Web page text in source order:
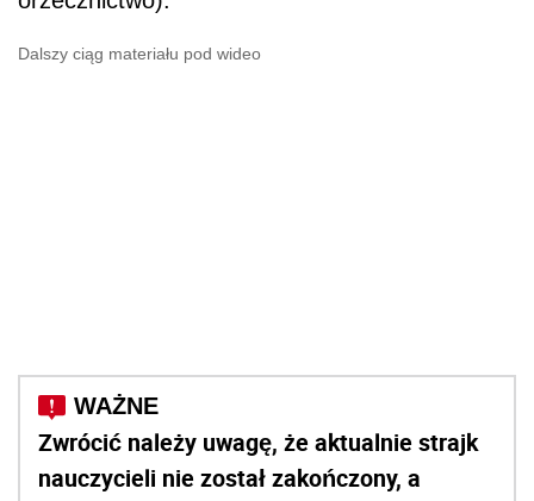
Dalszy ciąg materiału pod wideo
Zwrócić należy uwagę, że aktualnie strajk
nauczycieli nie został zakończony, a